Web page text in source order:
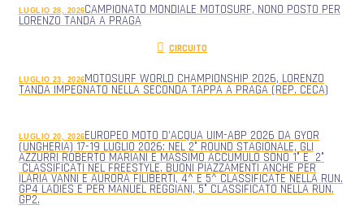
LUGLIO 28, 2026CAMPIONATO MONDIALE MOTOSURF, NONO POSTO PER
LORENZO TANDA A PRAGA
CIRCUITO
LUGLIO 23, 2026MOTOSURF WORLD CHAMPIONSHIP 2026, LORENZO
TANDA IMPEGNATO NELLA SECONDA TAPPA A PRAGA (REP. CECA)
LUGLIO 20, 2026EUROPEO MOTO D’ACQUA UIM-ABP 2026 DA GYOR
(UNGHERIA) 17-19 LUGLIO 2026: NEL 2° ROUND STAGIONALE, GLI
AZZURRI ROBERTO MARIANI E MASSIMO ACCUMULO SONO 1° E 2°
CLASSIFICATI NEL FREESTYLE. BUONI PIAZZAMENTI ANCHE PER
ILARIA VANNI E AURORA FILIBERTI, 4^ E 5^ CLASSIFICATE NELLA RUN.
GP4 LADIES E PER MANUEL REGGIANI, 5° CLASSIFICATO NELLA RUN.
GP2.